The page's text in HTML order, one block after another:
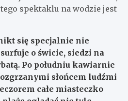
spektaklu na wodzie jest
się specjalnie nie
o świcie, siedzi na
Po południu kawiarnie
słońcem ludźmi
całe miasteczko